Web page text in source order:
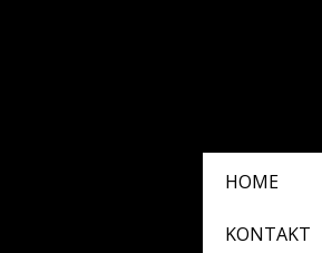
HOME
KONTAKT